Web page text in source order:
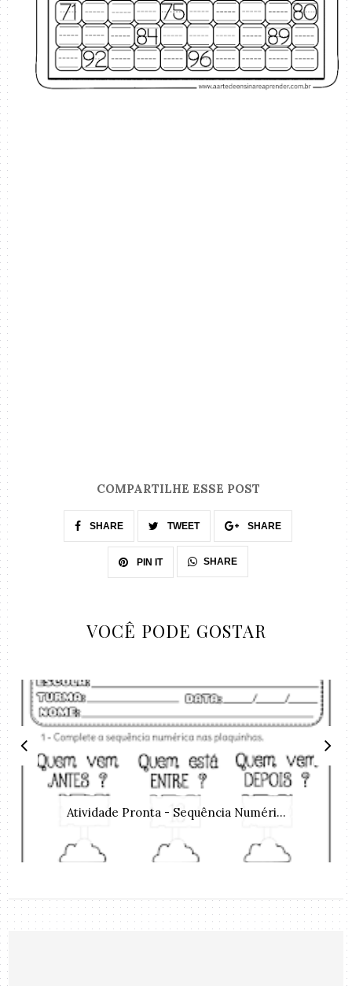
COMPARTILHE ESSE POST
SHARE TWEET SHARE
PIN IT SHARE
VOCÊ PODE GOSTAR
Atividade Pronta - Sequência Numéri...